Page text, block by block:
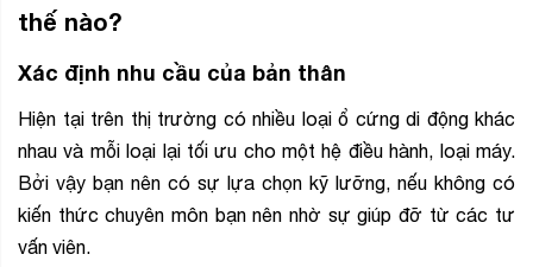
thế nào?
Xác định nhu cầu của bản thân
Hiện tại trên thị trường có nhiều loại ổ cứng di động khác
nhau và mỗi loại lại tối ưu cho một hệ điều hành, loại máy.
Bởi vậy bạn nên có sự lựa chọn kỹ lưỡng, nếu không có
kiến thức chuyên môn bạn nên nhờ sự giúp đỡ từ các tư
vấn viên.